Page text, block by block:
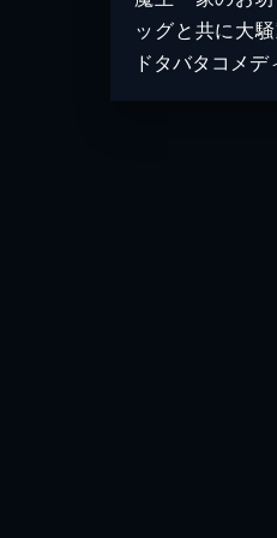
ッグと共に大
ドタバタコメデ